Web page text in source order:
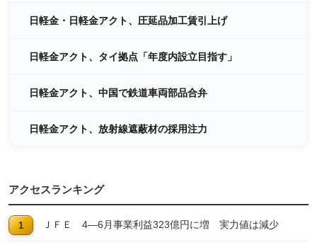
日軽金・日軽金アクト、圧延品加工賃引上げ
日軽金アクト、タイ拠点「年度内設立目指す」
日軽金アクト、中国で鉄道車両部品合弁
日軽金アクト、放射線遮蔽材の採用注力
アクセスランキング
ＪＦＥ 4―6月事業利益323億円に増 実力値は減少